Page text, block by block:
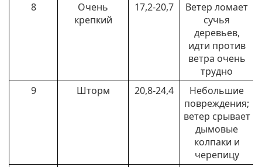
8
Очень
крепкий
17,2-20,7
Ветер ломает
сучья
деревьев,
идти против
ветра очень
трудно
9
Шторм 20,8-24,4
Небольшие
повреждения;
ветер срывает
дымовые
колпаки и
черепицу